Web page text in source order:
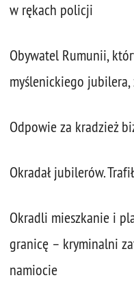
w rękach policji
Obywatel Rumunii,
myślenickiego
Odpowie za kradzież
Okradał jubilerów.
Okradli mieszkanie i
granicę – kryminalni
namiocie